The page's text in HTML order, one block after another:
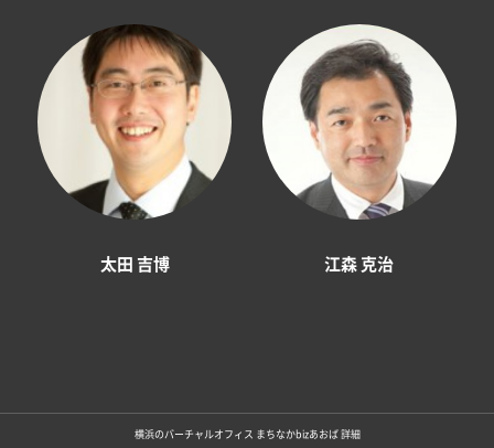
太田 吉博 江森 克治
横浜のバーチャルオフィス まちなかbizあおば 詳細